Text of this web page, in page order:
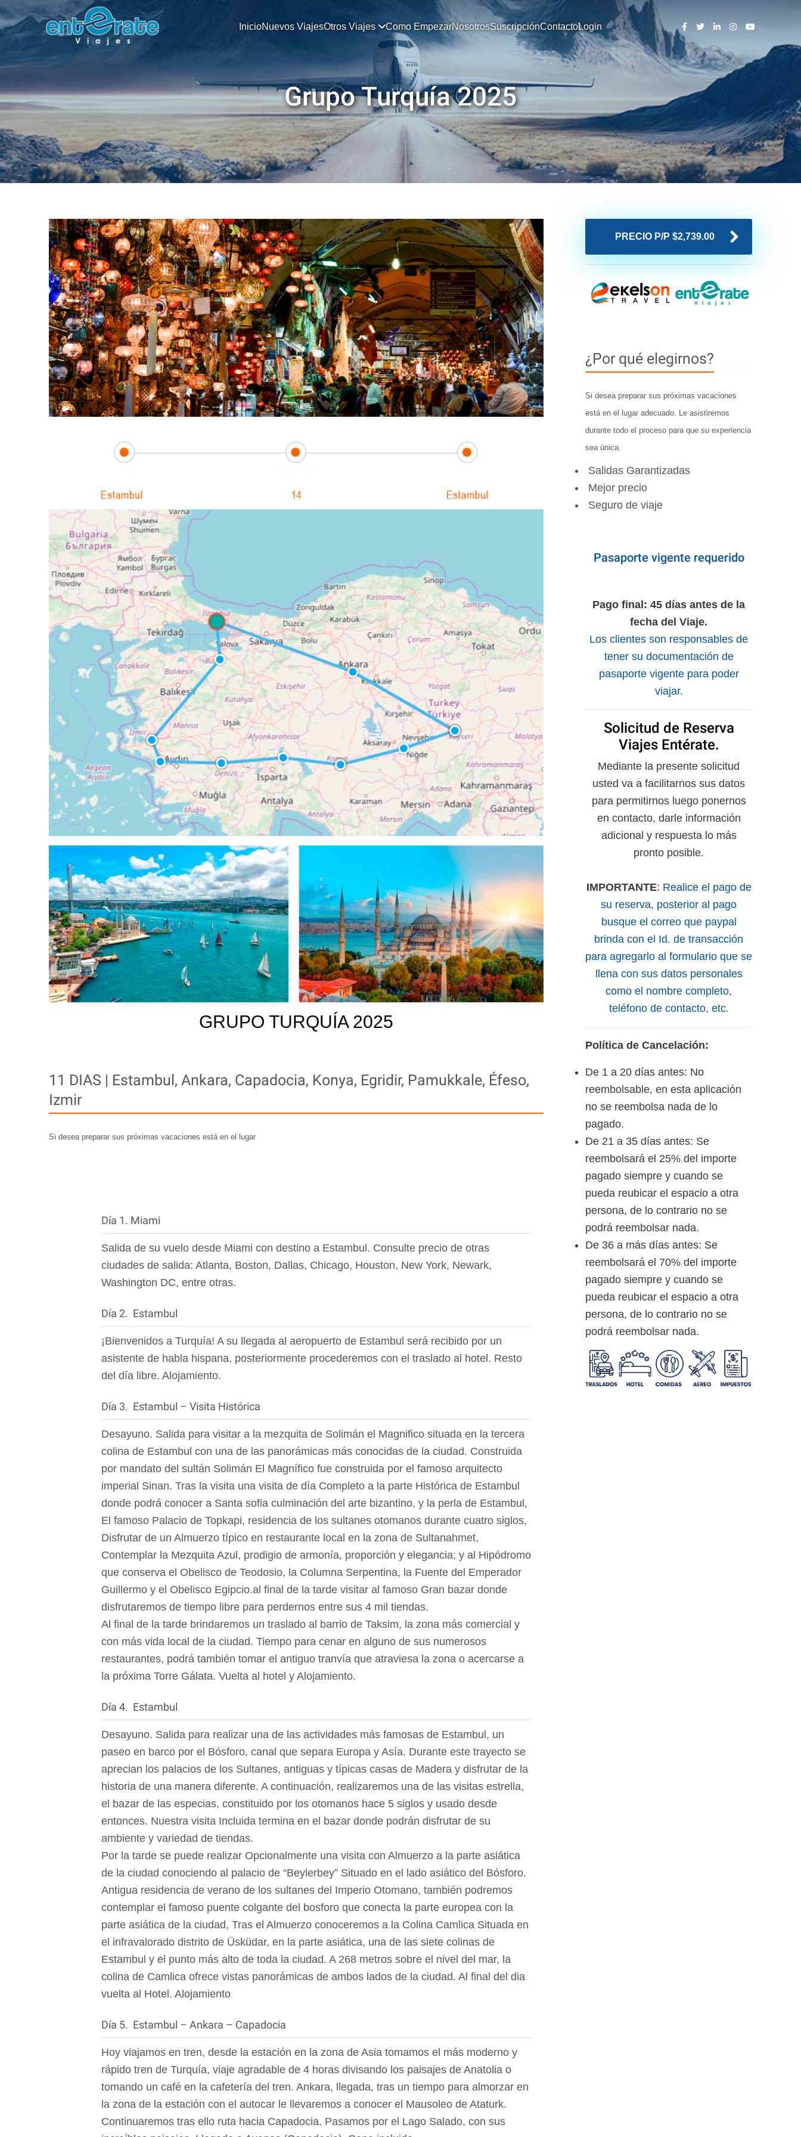
InicioNuevos ViajesOtros Viajes Como EmpezarNosotrosSuscripciónContactoLogin
Grupo Turquía 2025
GRUPO TURQUÍA 2025
11 DIAS | Estambul, Ankara, Capadocia, Konya, Egridir, Pamukkale, Éfeso,
Izmir
Si desea preparar sus próximas vacaciones está en el lugar
Día 1. Miami
Salida de su vuelo desde Miami con destino a Estambul. Consulte precio de otras
ciudades de salida: Atlanta, Boston, Dallas, Chicago, Houston, New York, Newark,
Washington DC, entre otras.
Día 2. Estambul
¡Bienvenidos a Turquía! A su llegada al aeropuerto de Estambul será recibido por un
asistente de habla hispana, posteriormente procederemos con el traslado al hotel. Resto
del día libre. Alojamiento.
Día 3. Estambul – Visita Histórica
Desayuno. Salida para visitar a la mezquita de Solimán el Magnifico situada en la tercera
colina de Estambul con una de las panorámicas más conocidas de la ciudad. Construida
por mandato del sultán Solimán El Magnífico fue construida por el famoso arquitecto
imperial Sinan. Tras la visita una visita de día Completo a la parte Histórica de Estambul
donde podrá conocer a Santa sofia culminación del arte bizantino, y la perla de Estambul,
El famoso Palacio de Topkapi, residencia de los sultanes otomanos durante cuatro siglos,
Disfrutar de un Almuerzo típico en restaurante local en la zona de Sultanahmet,
Contemplar la Mezquita Azul, prodigio de armonía, proporción y elegancia; y al Hipódromo
que conserva el Obelisco de Teodosio, la Columna Serpentina, la Fuente del Emperador
Guillermo y el Obelisco Egipcio.al final de la tarde visitar al famoso Gran bazar donde
disfrutaremos de tiempo libre para perdernos entre sus 4 mil tiendas.
Al final de la tarde brindaremos un traslado al barrio de Taksim, la zona más comercial y
con más vida local de la ciudad. Tiempo para cenar en alguno de sus numerosos
restaurantes, podrá también tomar el antiguo tranvía que atraviesa la zona o acercarse a
la próxima Torre Gálata. Vuelta al hotel y Alojamiento.
Día 4. Estambul
Desayuno. Salida para realizar una de las actividades más famosas de Estambul, un
paseo en barco por el Bósforo, canal que separa Europa y Asía. Durante este trayecto se
aprecian los palacios de los Sultanes, antiguas y típicas casas de Madera y disfrutar de la
historia de una manera diferente. A continuación, realizaremos una de las visitas estrella,
el bazar de las especias, constituido por los otomanos hace 5 siglos y usado desde
entonces. Nuestra visita Incluida termina en el bazar donde podrán disfrutar de su
ambiente y variedad de tiendas.
Por la tarde se puede realizar Opcionalmente una visita con Almuerzo a la parte asiática
de la ciudad conociendo al palacio de “Beylerbey” Situado en el lado asiático del Bósforo.
Antigua residencia de verano de los sultanes del Imperio Otomano, también podremos
contemplar el famoso puente colgante del bosforo que conecta la parte europea con la
parte asiática de la ciudad, Tras el Almuerzo conoceremos a la Colina Camlica Situada en
el infravalorado distrito de Üsküdar, en la parte asiática, una de las siete colinas de
Estambul y el punto más alto de toda la ciudad. A 268 metros sobre el nivel del mar, la
colina de Camlica ofrece vistas panorámicas de ambos lados de la ciudad. Al final del dia
vuelta al Hotel. Alojamiento
Día 5. Estambul – Ankara – Capadocia
Hoy viajamos en tren, desde la estación en la zona de Asia tomamos el más moderno y
rápido tren de Turquía, viaje agradable de 4 horas divisando los paisajes de Anatolia o
tomando un café en la cafetería del tren. Ankara, llegada, tras un tiempo para almorzar en
la zona de la estación con el autocar le llevaremos a conocer el Mausoleo de Ataturk.
Continuaremos tras ello ruta hacia Capadocia. Pasamos por el Lago Salado, con sus
PRECIO P/P $2,739.00
¿Por qué elegirnos?
Si desea preparar sus próximas vacaciones
está en el lugar adecuado. Le asistiremos
durante todo el proceso para que su experiencia
sea única.
Salidas Garantizadas
Mejor precio
Seguro de viaje
Pasaporte vigente requerido
Pago final: 45 días antes de la
fecha del Viaje.
Los clientes son responsables de
tener su documentación de
pasaporte vigente para poder
viajar.
Solicitud de Reserva
Viajes Entérate.
Mediante la presente solicitud
usted va a facilitarnos sus datos
para permitirnos luego ponernos
en contacto, darle información
adicional y respuesta lo más
pronto posible.
IMPORTANTE: Realice el pago de
su reserva, posterior al pago
busque el correo que paypal
brinda con el Id. de transacción
para agregarlo al formulario que se
llena con sus datos personales
como el nombre completo,
teléfono de contacto, etc.
Política de Cancelación:
De 1 a 20 días antes: No
reembolsable, en esta aplicación
no se reembolsa nada de lo
pagado.
De 21 a 35 días antes: Se
reembolsará el 25% del importe
pagado siempre y cuando se
pueda reubicar el espacio a otra
persona, de lo contrario no se
podrá reembolsar nada.
De 36 a más días antes: Se
reembolsará el 70% del importe
pagado siempre y cuando se
pueda reubicar el espacio a otra
persona, de lo contrario no se
podrá reembolsar nada.